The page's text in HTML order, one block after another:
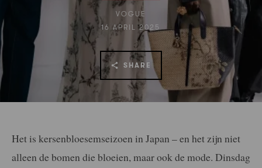
VOGUE
16 APRIL 2025
SHARE
Het is kersenbloesemseizoen in Japan – en het zijn niet
alleen de bomen die bloeien, maar ook de mode. Dinsdag